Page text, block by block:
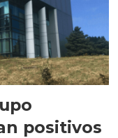
positivos